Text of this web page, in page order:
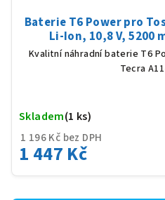
Baterie T6 Power pro
Li-Ion, 10,8 V, 5200
Kvalitní náhradní baterie T6
Tecra
1 196 Kč bez DPH
1 447 Kč
Skladem(1 ks)